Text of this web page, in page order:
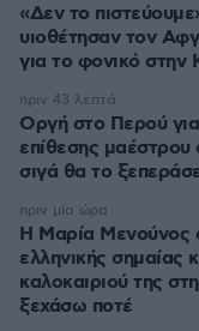
«Δεν το
υιοθέτησαν τον
για το φονικό στην
Οργή στο Περού για
επίθεσης μαέστρου
σιγά θα το
πριν 43 λεπτά
Η Μαρία Μενούνος
ελληνικής σημαίας
καλοκαιριού της
ξεχάσω ποτέ
πριν μία ώρα